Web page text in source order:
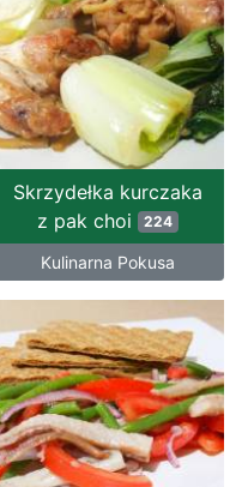
Skrzydełka kurczaka
z pak choi 224
Kulinarna Pokusa